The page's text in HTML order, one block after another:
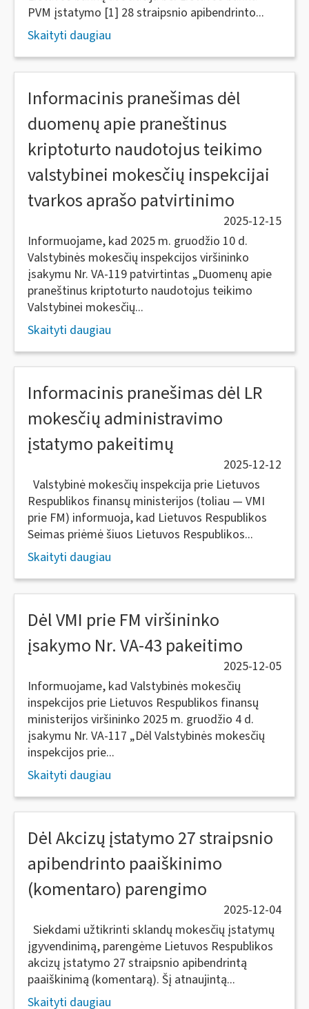
PVM įstatymo [1] 28 straipsnio apibendrinto...
Skaityti daugiau
Informacinis pranešimas dėl
duomenų apie praneštinus
kriptoturto naudotojus teikimo
valstybinei mokesčių inspekcijai
tvarkos aprašo patvirtinimo
2025-12-15
Informuojame, kad 2025 m. gruodžio 10 d.
Valstybinės mokesčių inspekcijos viršininko
įsakymu Nr. VA-119 patvirtintas „Duomenų apie
praneštinus kriptoturto naudotojus teikimo
Valstybinei mokesčių...
Skaityti daugiau
Informacinis pranešimas dėl LR
mokesčių administravimo
įstatymo pakeitimų
2025-12-12
Valstybinė mokesčių inspekcija prie Lietuvos
Respublikos finansų ministerijos (toliau — VMI
prie FM) informuoja, kad Lietuvos Respublikos
Seimas priėmė šiuos Lietuvos Respublikos...
Skaityti daugiau
Dėl VMI prie FM viršininko
įsakymo Nr. VA-43 pakeitimo
2025-12-05
Informuojame, kad Valstybinės mokesčių
inspekcijos prie Lietuvos Respublikos finansų
ministerijos viršininko 2025 m. gruodžio 4 d.
įsakymu Nr. VA-117 „Dėl Valstybinės mokesčių
inspekcijos prie...
Skaityti daugiau
Dėl Akcizų įstatymo 27 straipsnio
apibendrinto paaiškinimo
(komentaro) parengimo
2025-12-04
Siekdami užtikrinti sklandų mokesčių įstatymų
įgyvendinimą, parengėme Lietuvos Respublikos
akcizų įstatymo 27 straipsnio apibendrintą
paaiškinimą (komentarą). Šį atnaujintą...
Skaityti daugiau